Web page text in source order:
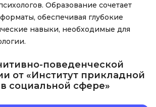
Образование сочетает
обеспечивая глубокие
навыки, необходимые для
поведенческой
от «Институт прикладной
социальной сфере»